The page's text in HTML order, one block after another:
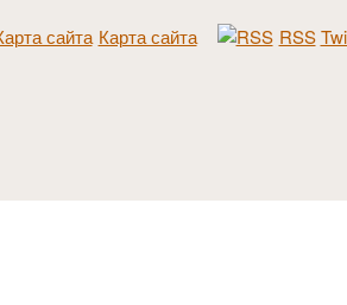
Карта сайта RSS